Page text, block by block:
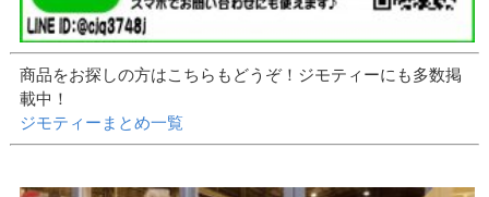
商品をお探しの方はこちらもどうぞ！ジモティーにも多数掲
載中！
ジモティーまとめ一覧